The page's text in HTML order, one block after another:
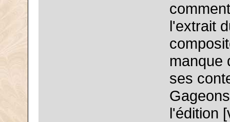
l'extrait
manque
ses
l'édition